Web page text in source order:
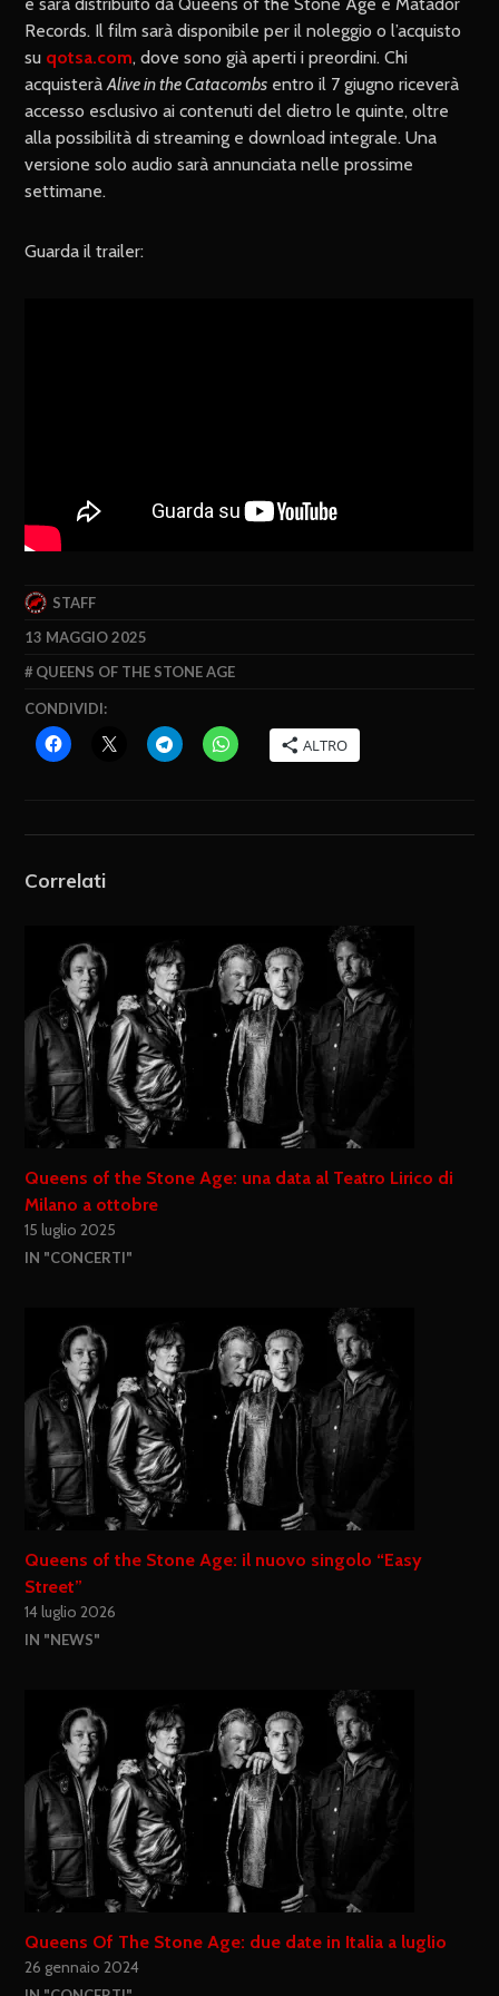
Records. Il film sarà disponibile per il noleggio o l’acquisto
su qotsa.com, dove sono già aperti i preordini. Chi
acquisteràAlive in the Catacombs entro il 7 giugno riceverà
accesso esclusivo ai contenuti del dietro le quinte, oltre
alla possibilità di streaming e download integrale. Una
versione solo audio sarà annunciata nelle prossime
settimane.
Guarda il trailer:
STAFF
13 MAGGIO 2025
QUEENS OF THE STONE AGE
CONDIVIDI:
ALTRO
Correlati
Queens of the Stone Age: una data al Teatro Lirico di
Milano a ottobre
15 luglio 2025
IN "CONCERTI"
Queens of the Stone Age: il nuovo singolo “Easy
Street”
14 luglio 2026
IN "NEWS"
Queens Of The Stone Age: due date in Italia a luglio
26 gennaio 2024